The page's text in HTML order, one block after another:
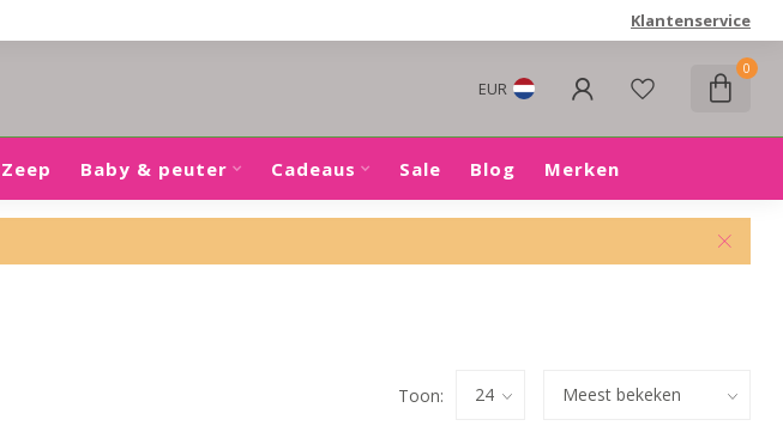
Klantenservice
EUR
0
Zeep Baby & peuter Cadeaus Sale Blog Merken
Toon: